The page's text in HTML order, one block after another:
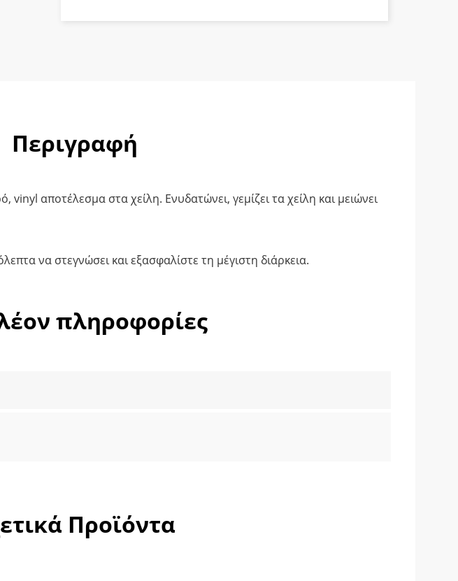
Περιγραφή
αποτέλεσμα στα χείλη. Ενυδατώνει, γεμίζει τα χείλη και μειώνει
να στεγνώσει και εξασφαλίστε τη μέγιστη διάρκεια.
πληροφορίες
Προϊόντα